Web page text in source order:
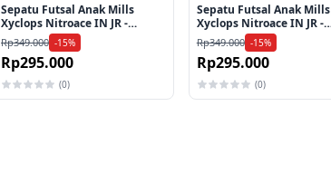
Sepatu Futsal Anak Mills
Xyclops Nitroace IN JR -
Mint/Yellow Green/Lime
Green
Rp349.000 -15%
Rp295.000
(0)
Sepatu Futsal Anak Mills
Xyclops Nitroace IN JR -
Lavender/Marina
Blue/Magenta
Rp349.000 -15%
Rp295.000
(0)